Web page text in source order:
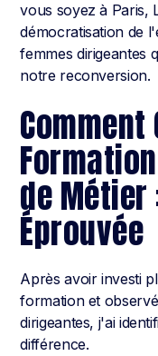
vous soyez à Paris,
démocratisation de
femmes dirigeantes
notre reconversion.
de Métier
Éprouvée
Après avoir investi
formation et
dirigeantes, j'ai
différence.